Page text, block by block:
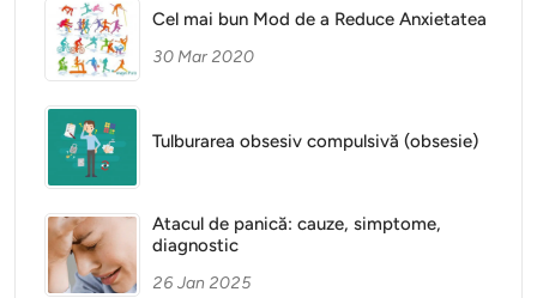
Cel mai bun Mod de a Reduce Anxietatea
30 Mar 2020
Tulburarea obsesiv compulsivă (obsesie)
Atacul de panică: cauze, simptome,
diagnostic
26 Jan 2025